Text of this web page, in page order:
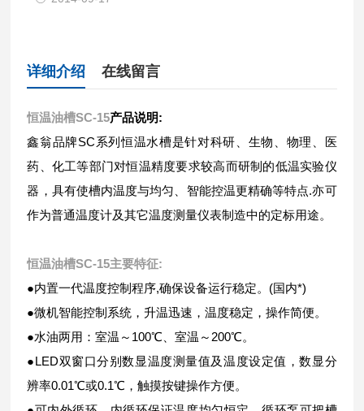
详细介绍 在线留言
恒温油槽SC-15产品说明:
鑫翁品牌SC系列恒温水槽是针对科研、生物、物理、医
药、化工等部门对恒温精度要求较高而研制的低温实验仪
器，具有使槽内温度与均匀、智能控温更精确等特点.亦可
作为普通温度计及其它温度测量仪表制造中的定标用途。
恒温油槽SC-15主要特征:
●内置一代温度控制程序,确保设备运行稳定。(国内*)
●微机智能控制系统，升温迅速，温度稳定，操作简便。
●水油两用：室温～100℃、室温～200℃。
●LED双窗口分别数显温度测量值及温度设定值，数显分
辨率0.01℃或0.1℃，触摸按键操作方便。